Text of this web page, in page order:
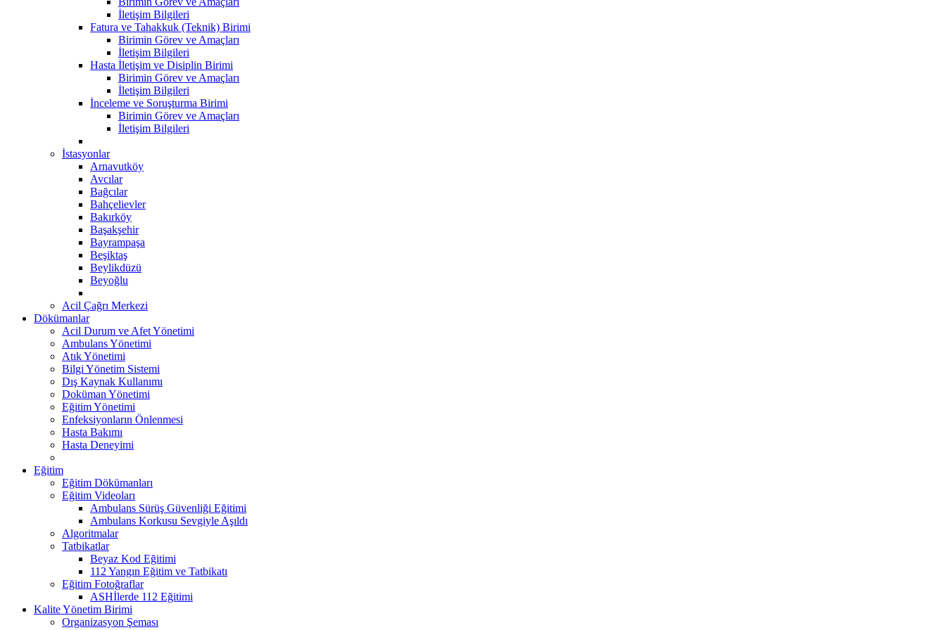
İletişim Bilgileri
Fatura ve Tahakkuk (Teknik) Birimi
Birimin Görev ve Amaçları
İletişim Bilgileri
Hasta İletişim ve Disiplin Birimi
Birimin Görev ve Amaçları
İletişim Bilgileri
İnceleme ve Soruşturma Birimi
Birimin Görev ve Amaçları
İletişim Bilgileri
İstasyonlar
Arnavutköy
Avcılar
Bağcılar
Bahçelievler
Bakırköy
Başakşehir
Bayrampaşa
Beşiktaş
Beylikdüzü
Beyoğlu
Acil Çağrı Merkezi
Dökümanlar
Acil Durum ve Afet Yönetimi
Ambulans Yönetimi
Atık Yönetimi
Bilgi Yönetim Sistemi
Dış Kaynak Kullanımı
Doküman Yönetimi
Eğitim Yönetimi
Enfeksiyonların Önlenmesi
Hasta Bakımı
Hasta Deneyimi
Eğitim
Eğitim Dökümanları
Eğitim Videoları
Ambulans Sürüş Güvenliği Eğitimi
Ambulans Korkusu Sevgiyle Aşıldı
Algoritmalar
Tatbikatlar
Beyaz Kod Eğitimi
112 Yangın Eğitim ve Tatbikatı
Eğitim Fotoğraflar
ASHİlerde 112 Eğitimi
Kalite Yönetim Birimi
Organizasyon Şeması